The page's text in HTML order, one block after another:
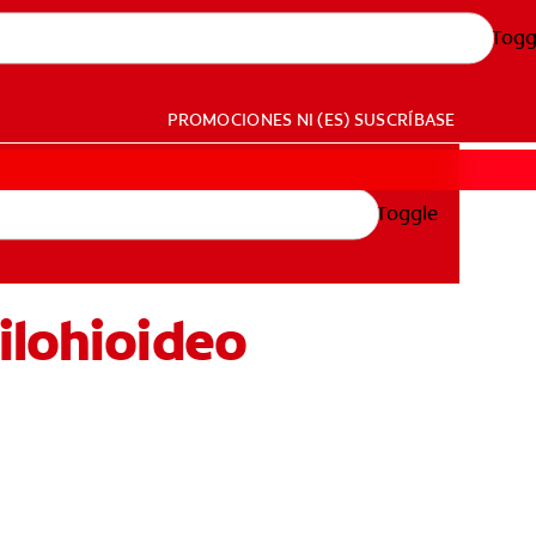
PROMOCIONES NI (ES) SUSCRÍBASE
Toggle